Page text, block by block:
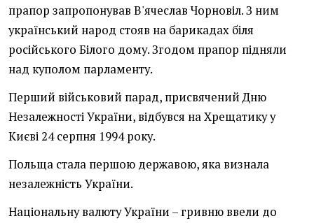
прапор запропонував В'ячеслав Чорновіл. З ним
український народ стояв на барикадах біля
російського Білого дому. Згодом прапор підняли
над куполом парламенту.
Перший військовий парад, присвячений Дню
Незалежності України, відбувся на Хрещатику у
Києві 24 серпня 1994 року.
Польща стала першою державою, яка визнала
незалежність України.
Національну валюту України – гривню ввели до